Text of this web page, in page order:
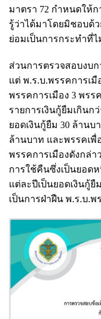
มาตรา 72 กำหนดให้
รู้ว่าได้มาโดยมิชอบด้
ย่อมเป็นการกระทำที่
ส่วนการตรวจสอบงบ
แต่ พ.ร.บ.พรรคการเมื
พรรคการเมือง 3 พรร
รายการเงินกู้ยืมเกินก
ยอดเงินกู้ยืม 30 ล้านบ
ล้านบาท และพรรคเพื่
พรรคการเมืองดังกล่า
การใช้คืนซึ่งเป็นยอดห
แต่ละปีเป็นยอดเงินกู้ยื
เป็นการฝ่าฝืน พ.ร.บ.พ